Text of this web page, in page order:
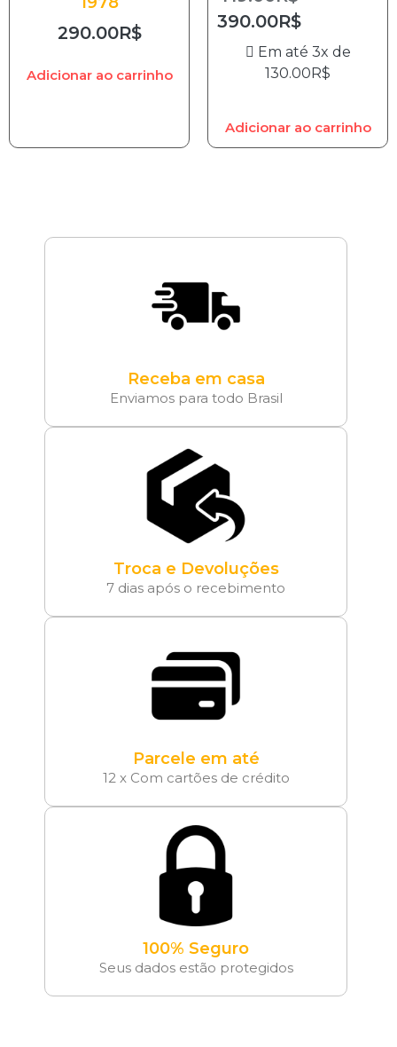
290.00R$
Adicionar ao carrinho
390.00R$
Em até 3x de
130.00R$
Adicionar ao carrinho
Receba em casa
Enviamos para todo Brasil
Troca e Devoluções
7 dias após o recebimento
Parcele em até
12 x Com cartões de crédito
100% Seguro
Seus dados estão protegidos